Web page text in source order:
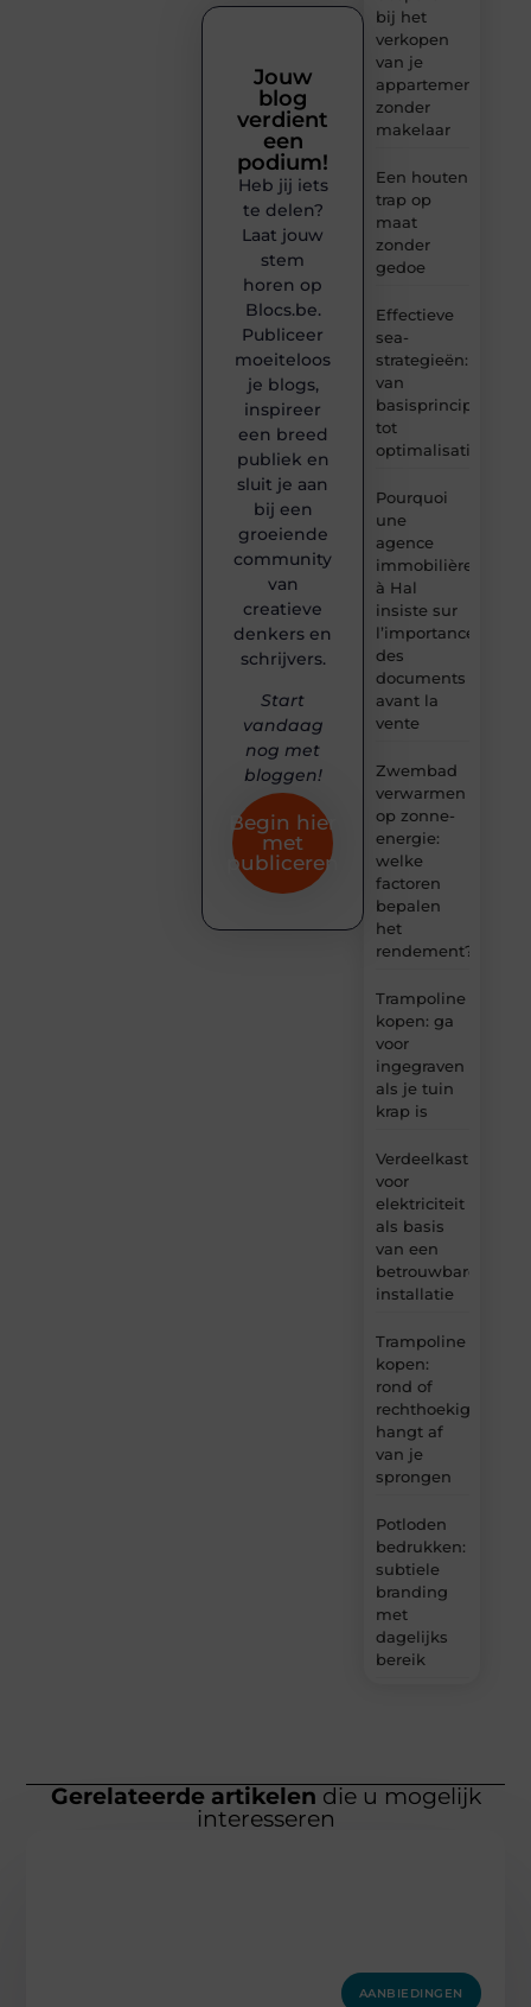
bij het
verkopen
van je
appartement
zonder
makelaar
Een houten
trap op
maat
zonder
gedoe
Effectieve
sea-
strategieën:
van
basisprincipes
tot
optimalisatie
Pourquoi
une
agence
immobilière
à Hal
insiste sur
l’importance
des
documents
avant la
vente
Zwembad
verwarmen
op zonne-
energie:
welke
factoren
bepalen
het
rendement?
Trampoline
kopen: ga
voor
ingegraven
als je tuin
krap is
Verdeelkast
voor
elektriciteit
als basis
van een
betrouwbare
installatie
Trampoline
kopen:
rond of
rechthoekig
hangt af
van je
sprongen
Potloden
bedrukken:
subtiele
branding
met
dagelijks
bereik
Jouw
blog
verdient
een
podium!
Heb jij iets
te delen?
Laat jouw
stem
horen op
Blocs.be.
Publiceer
moeiteloos
je blogs,
inspireer
een breed
publiek en
sluit je aan
bij een
groeiende
community
van
creatieve
denkers en
schrijvers.
Start
vandaag
nog met
bloggen!
Begin hier
met
publiceren
Gerelateerde artikelen die u mogelijk
interesseren
AANBIEDINGEN